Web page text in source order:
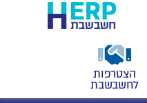
הצטרפות
לחשבשבת